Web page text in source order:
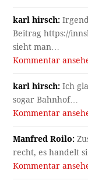
karl hirsch:
Beitrag https://
sieht man…
Kommentar
karl hirsch: Ich
sogar Bahnhof…
Kommentar
Manfred Roilo:
recht, es handelt
Kommentar